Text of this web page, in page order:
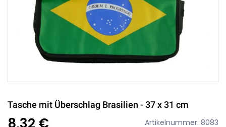
Tasche mit Überschlag Brasilien - 37 x 31 cm
Artikelnummer: 8083